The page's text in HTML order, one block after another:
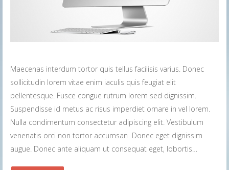
Maecenas interdum tortor quis tellus facilisis varius. Donec
sollicitudin lorem vitae enim iaculis quis feugiat elit
pellentesque. Fusce congue rutrum lorem sed dignissim.
Suspendisse id metus ac risus imperdiet ornare in vel lorem.
Nulla condimentum consectetur adipiscing elit. Vestibulum
venenatis orci non tortor accumsan Donec eget dignissim
augue. Donec ante aliquam ut consequat eget, lobortis…